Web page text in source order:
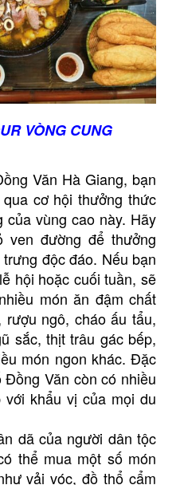
VÒNG CUNG
Văn Hà Giang, bạn
cơ hội thưởng thức
của vùng cao này. Hãy
ven đường để thưởng
độc đáo. Nếu bạn
hội hoặc cuối tuần, sẽ
món ăn đậm chất
ngô, cháo ấu tẩu,
sắc, thịt trâu gác bếp,
món ngon khác. Đặc
Văn còn có nhiều
khẩu vị của mọi du
dã của người dân tộc
thể mua một số món
vải vóc, đồ thổ cẩm